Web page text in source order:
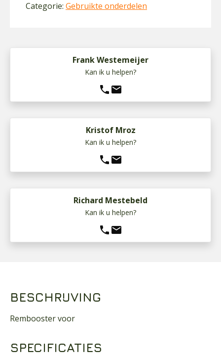
Categorie: Gebruikte onderdelen
Frank Westemeijer
Kan ik u helpen?
phone mail
Kristof Mroz
Kan ik u helpen?
phone mail
Richard Mestebeld
Kan ik u helpen?
phone mail
BESCHRIJVING
Rembooster voor
SPECIFICATIES